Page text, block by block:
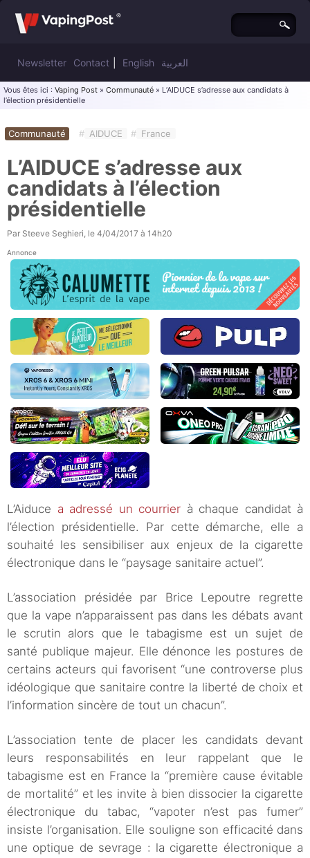
Newsletter Contact English العربية
Vous êtes ici : Vaping Post » Communauté » L’AIDUCE s’adresse aux candidats à
l’élection présidentielle
Communauté # AIDUCE # France
L’AIDUCE s’adresse aux
candidats à l’élection
présidentielle
Par Steeve Seghieri, le 4/04/2017 à 14h20
Annonce
L’Aiduce a adressé un courrier à chaque candidat à
l’élection présidentielle. Par cette démarche, elle a
souhaité les sensibiliser aux enjeux de la cigarette
électronique dans le “paysage sanitaire actuel”.
L’association présidée par Brice Lepoutre regrette
que la vape n’apparaissent pas dans les débats avant
le scrutin alors que le tabagisme est un sujet de
santé publique majeur. Elle dénonce les postures de
certains acteurs qui favorisent “une controverse plus
idéologique que sanitaire contre la liberté de choix et
l’information sincère de tout un chacun”.
L’association tente de placer les candidats devant
leurs responsabilités en leur rappelant que le
tabagisme est en France la “première cause évitable
de mortalité” et les invite à bien dissocier la cigarette
électronique du tabac, “vapoter n’est pas fumer”
insiste l’organisation. Elle souligne son efficacité dans
une optique de sevrage : la cigarette électronique a